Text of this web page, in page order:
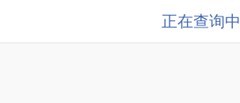
正在查询中